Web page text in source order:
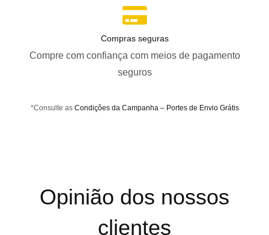
Compras seguras
Compre com confiança com meios de pagamento
seguros
*Consulte as Condições da Campanha – Portes de Envio Grátis
Opinião dos nossos
clientes